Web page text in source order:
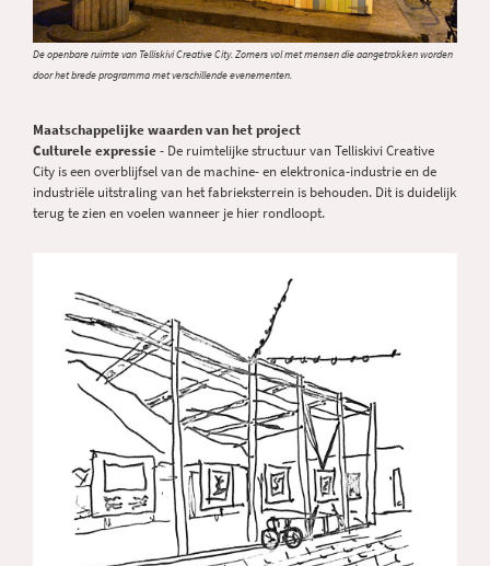
De openbare ruimte van Telliskivi Creative City. Zomers vol met mensen die aangetrokken worden
door het brede programma met verschillende evenementen.
Maatschappelijke waarden van het project
Culturele expressie- De ruimtelijke structuur van Telliskivi Creative
City is een overblijfsel van de machine- en elektronica-industrie en de
industriële uitstraling van het fabrieksterrein is behouden. Dit is duidelijk
terug te zien en voelen wanneer je hier rondloopt.